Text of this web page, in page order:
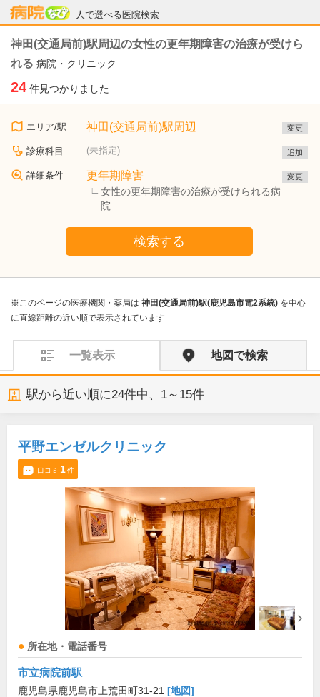
人で選べる医院検索
病院なび
神田(交通局前)駅周辺の女性の更年期障害の治療が受けら
れる 病院・クリニック
24 件見つかりました
エリア/駅 神田(交通局前)駅周辺 変更
診療科目 (未指定) 追加
詳細条件 更年期障害
女性の更年期障害の治療が受けられる病
院
変更
検索する
※このページの医療機関・薬局は 神田(交通局前)駅(鹿児島市電2系統) を中心
に直線距離の近い順で表示されています
一覧表示 地図で検索
駅から近い順に24件中、 1～15件
平野エンゼルクリニック
口コミ 1件
所在地・電話番号
市立病院前駅
鹿児島県鹿児島市上荒田町31-21 [地図]